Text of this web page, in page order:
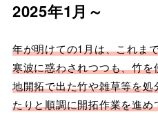
2025年1月～
年が明けての1月は、これま
寒波に惑わされつつも、竹
地開拓で出た竹や雑草等を
たりと順調に開拓作業を進